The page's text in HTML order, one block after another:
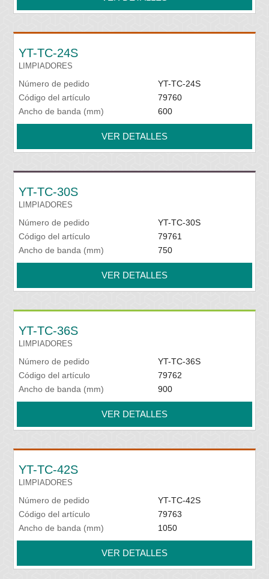
YT-TC-24S
LIMPIADORES
Número de pedido
YT-TC-24S
Código del artículo
79760
Ancho de banda (mm)
600
VER DETALLES
YT-TC-30S
LIMPIADORES
Número de pedido
YT-TC-30S
Código del artículo
79761
Ancho de banda (mm)
750
VER DETALLES
YT-TC-36S
LIMPIADORES
Número de pedido
YT-TC-36S
Código del artículo
79762
Ancho de banda (mm)
900
VER DETALLES
YT-TC-42S
LIMPIADORES
Número de pedido
YT-TC-42S
Código del artículo
79763
Ancho de banda (mm)
1050
VER DETALLES